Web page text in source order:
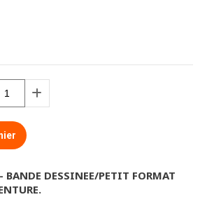
DESSINEE/PETIT FORMAT